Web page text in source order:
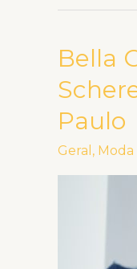
Bella
Paulo
Geral , Moda
Bella
Enzo
Celulari,
Anttonia,
conferem